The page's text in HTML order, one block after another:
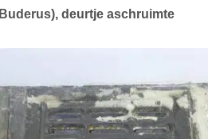
Buderus), deurtje aschruimte